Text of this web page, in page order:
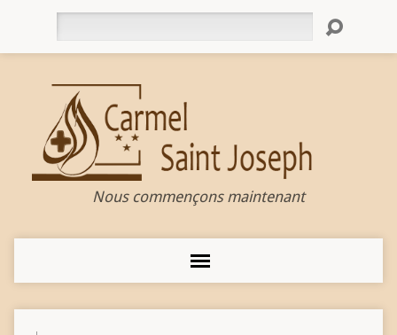
Nous commençons maintenant